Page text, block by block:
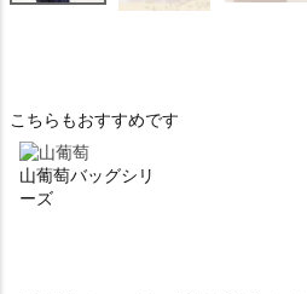
こちらもおすすめです
山葡萄バッグシリ
ーズ